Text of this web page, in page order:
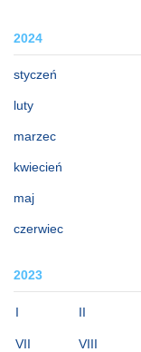
2024
styczeń
luty
marzec
kwiecień
maj
czerwiec
2023
I II
VII VIII